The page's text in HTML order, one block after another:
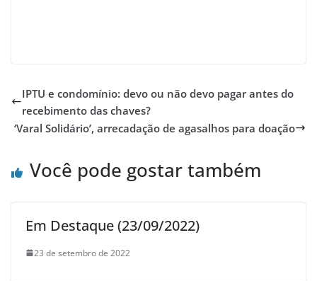
IPTU e condomínio: devo ou não devo pagar antes do
recebimento das chaves?
‘Varal Solidário’, arrecadação de agasalhos para doação
Você pode gostar também
Em Destaque (23/09/2022)
23 de setembro de 2022